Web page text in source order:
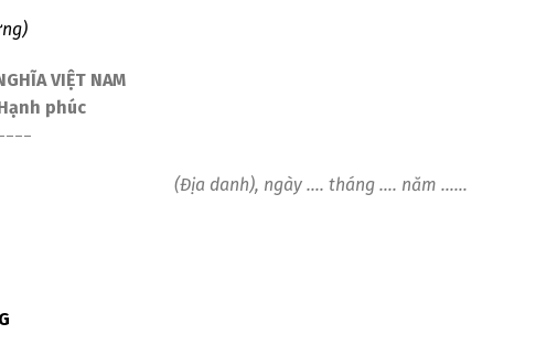
VIỆT NAM
phúc
(Địa danh), ngày …. tháng …. năm ……